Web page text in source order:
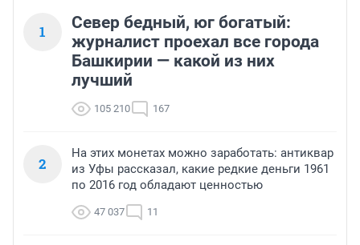
1
Север бедный, юг богатый:
журналист проехал все города
Башкирии — какой из них
лучший
105 210 167
2
На этих монетах можно заработать: антиквар
из Уфы рассказал, какие редкие деньги 1961
по 2016 год обладают ценностью
47 037 11